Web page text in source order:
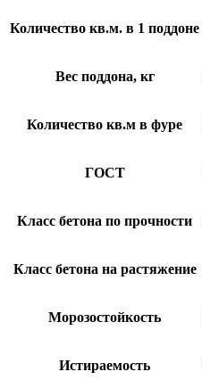
Количество кв.м. в 1 поддоне
Вес поддона, кг
Количество кв.м в фуре
ГОСТ
Класс бетона по прочности
Класс бетона на растяжение
Морозостойкость
Истираемость